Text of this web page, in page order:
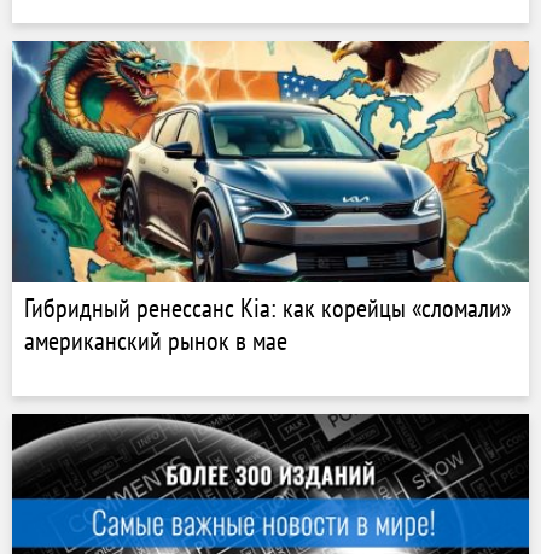
Гибридный ренессанс Kia: как корейцы «сломали»
американский рынок в мае